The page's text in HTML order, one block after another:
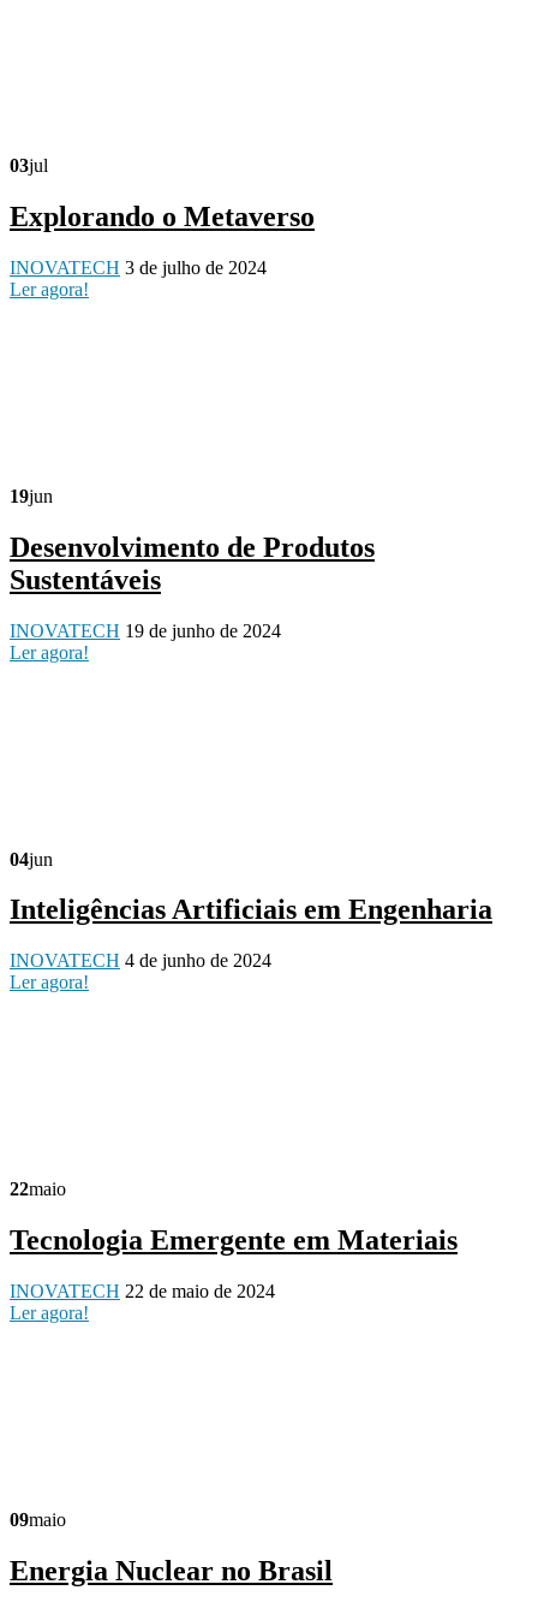
03jul
Explorando o Metaverso
INOVATECH 3 de julho de 2024
Ler agora!
19jun
Desenvolvimento de Produtos
Sustentáveis
INOVATECH 19 de junho de 2024
Ler agora!
04jun
Inteligências Artificiais em Engenharia
INOVATECH 4 de junho de 2024
Ler agora!
22maio
Tecnologia Emergente em Materiais
INOVATECH 22 de maio de 2024
Ler agora!
09maio
Energia Nuclear no Brasil